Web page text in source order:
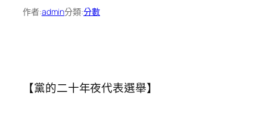
作者:admin分類:分數
【黨的二十年夜代表選舉】